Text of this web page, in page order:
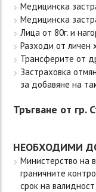
Медицинска
Медицинска
Лица от 80г. и
Разходи от личен
Трансферите от
Застраховка
за добавяне на
Тръгване от гр.
НЕОБХОДИМИ
Министерство на
граничните
срок на